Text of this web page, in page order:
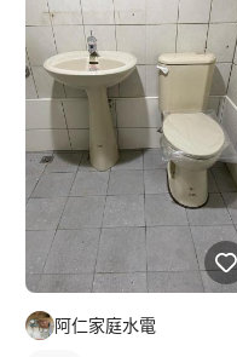
阿仁家庭水電